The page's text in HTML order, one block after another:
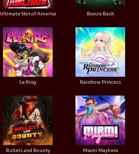
Ultimate Slot of America Booze Bash
Le King Rainbow Princess
Bullets and Bounty Miami Mayhem